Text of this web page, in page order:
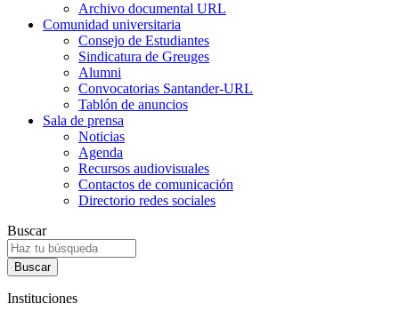
Archivo documental URL
Comunidad universitaria
Consejo de Estudiantes
Sindicatura de Greuges
Alumni
Convocatorias Santander-URL
Tablón de anuncios
Sala de prensa
Noticias
Agenda
Recursos audiovisuales
Contactos de comunicación
Directorio redes sociales
Buscar
Instituciones